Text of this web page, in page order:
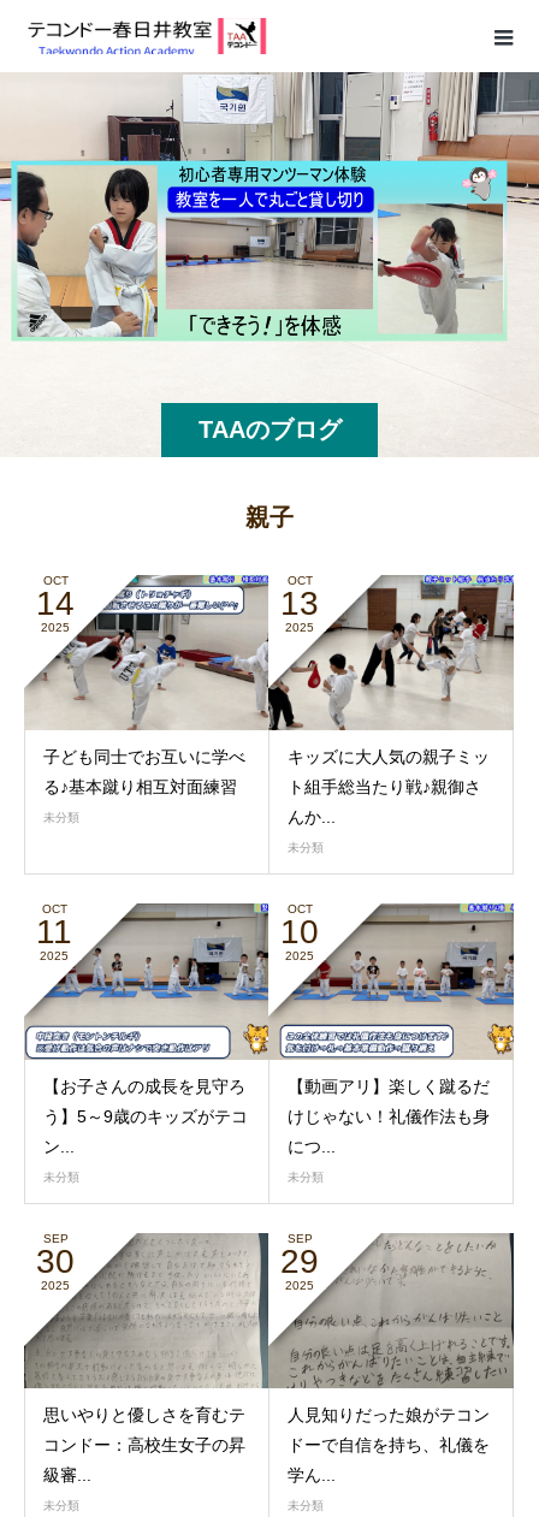
TAAのブログ
親子
OCT
14
2025
子ども同士でお互いに学べ
る♪基本蹴り相互対面練習
未分類
OCT
13
2025
キッズに大人気の親子ミッ
ト組手総当たり戦♪親御さ
んか...
未分類
OCT
11
2025
【お子さんの成長を見守ろ
う】5～9歳のキッズがテコ
ン...
未分類
OCT
10
2025
【動画アリ】楽しく蹴るだ
けじゃない！礼儀作法も身
につ...
未分類
SEP
30
2025
思いやりと優しさを育むテ
コンドー：高校生女子の昇
級審...
未分類
SEP
29
2025
人見知りだった娘がテコン
ドーで自信を持ち、礼儀を
学ん...
未分類